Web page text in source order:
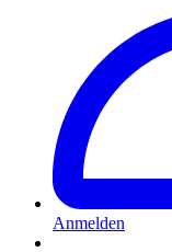
Anmelden